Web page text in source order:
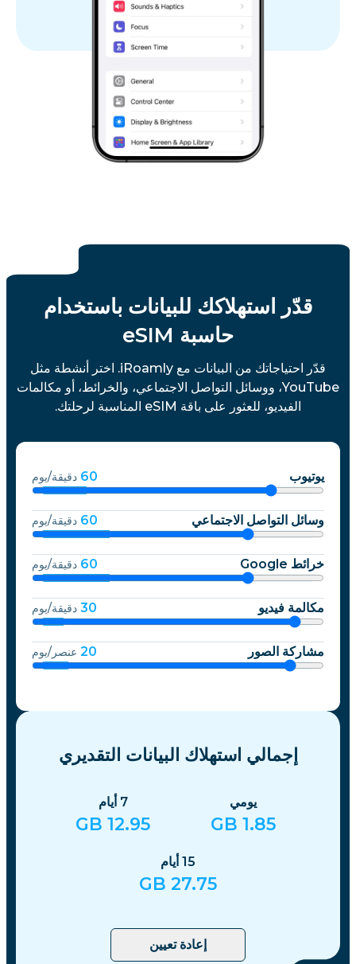
قدّر استهلاكك للبيانات باستخدام
حاسبة eSIM
قدّر احتياجاتك من البيانات مع iRoamly. اختر أنشطة مثل
YouTube، ووسائل التواصل الاجتماعي، والخرائط، أو مكالمات
الفيديو، للعثور على باقة eSIM المناسبة لرحلتك.
يوتيوب 60 دقيقة/يوم
وسائل التواصل الاجتماعي 60 دقيقة/يوم
خرائط Google 60 دقيقة/يوم
مكالمة فيديو 30 دقيقة/يوم
مشاركة الصور 20 عنصر/يوم
إجمالي استهلاك البيانات التقديري
يومي
1.85
7 أيام
12.95
15 أيام
27.75
إعادة تعيين